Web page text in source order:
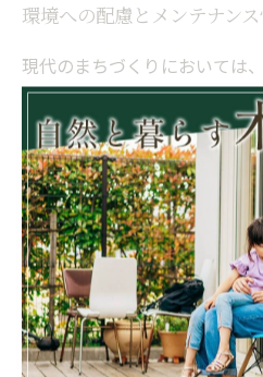
環境への配慮とメンテナン
現代のまちづくりにおいては
避のテーマとなっており、ウ
いても持続可能性が重要視さ
生可能資源であり、適切な管
される限り環境負荷が比較的
し、輸送過程や薬剤処理の種
が変わってくるため、認証制
かせません。一方で、人工木
るケースも増えており、廃棄
リットがあります。ただし、